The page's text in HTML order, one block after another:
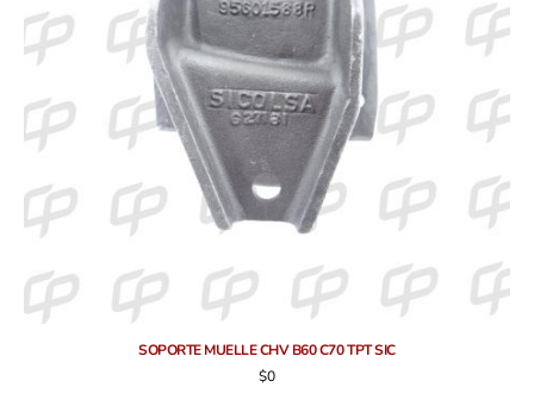
SOPORTE MUELLE CHV B60 C70 TPT SIC
$0